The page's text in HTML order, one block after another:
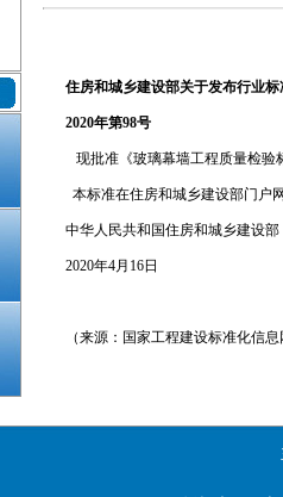
住房和城乡建设部关于发布行业
2020年第98号
现批准《玻璃幕墙工程质量检验
本标准在住房和城乡建设部门户
中华人民共和国住房和城乡建设部
2020年4月16日
（来源：国家工程建设标准化信